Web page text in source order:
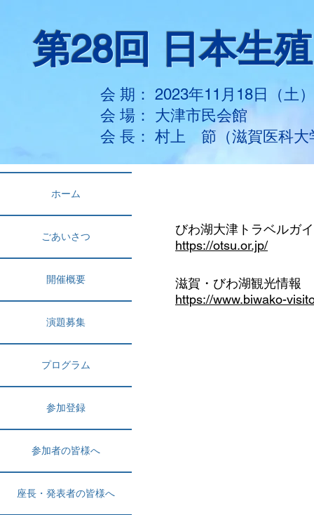
会 期： 2023年11月18日（土
​会 場： 大津市民会館
会 長： 村上 節（滋賀医科
第28回 日本生
ホーム
ごあいさつ
開催概要
演題募集
プログラム
参加登録
参加者の皆様へ
座長・発表者の皆様へ
びわ湖大津トラベルガ
https://otsu.or.jp/
滋賀・びわ湖観光情報
https://www.biwako-